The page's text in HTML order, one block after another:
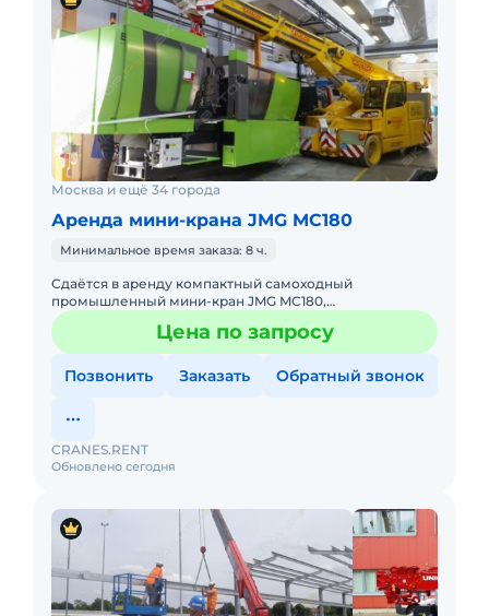
Москва и ещё 34 города
Аренда мини-крана JMG MC180
Минимальное время заказа: 8 ч.
Сдаётся в аренду компактный самоходный
промышленный мини-кран JMG MC180,
Грузоподъемность 18000 кг, Высота подъема груза 12
м, Горизонтальный вылет стрелы
Цена по запросу
Позвонить Заказать Обратный звонок
Обновлено сегодня
CRANES.RENT